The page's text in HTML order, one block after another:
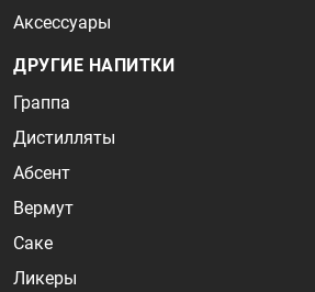
Аксессуары
ДРУГИЕ НАПИТКИ
Граппа
Дистилляты
Абсент
Вермут
Саке
Ликеры